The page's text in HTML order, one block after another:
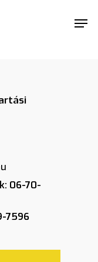
06-70-
7596